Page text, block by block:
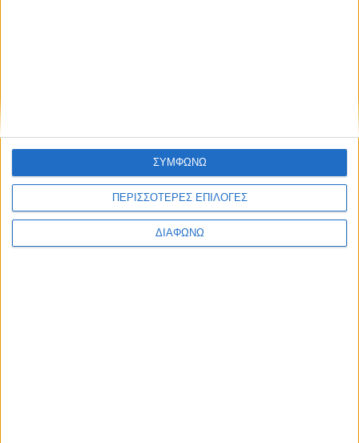
ΠΕΡΙΣΣΟΤΕΡΕΣ ΕΠΙΛΟΓΕΣ
ΔΙΑΦΩΝΩ
ΣΥΜΦΩΝΩ
Trailers